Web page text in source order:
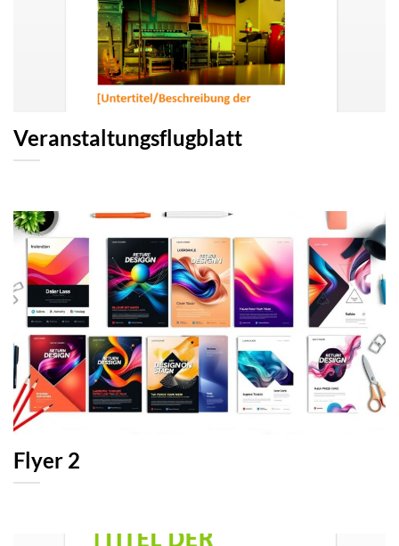
Veranstaltungsflugblatt
Flyer 2